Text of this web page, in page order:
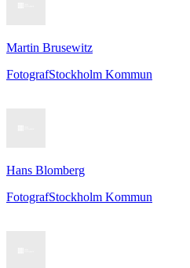
Martin Brusewitz
FotografStockholm Kommun
Hans Blomberg
FotografStockholm Kommun